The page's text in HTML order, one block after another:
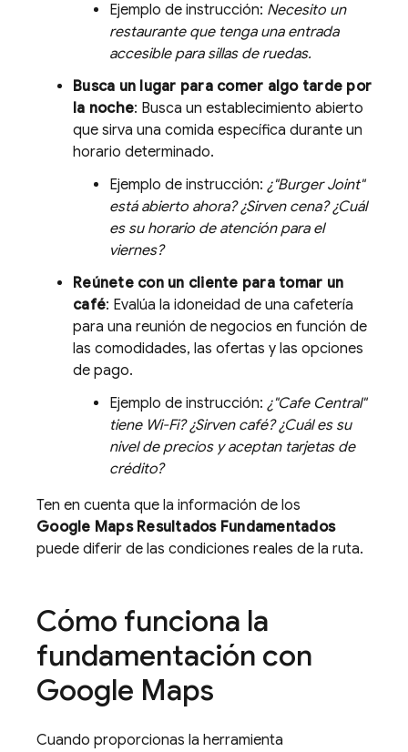
Ejemplo de instrucción: Necesito un
restaurante que tenga una entrada
accesible para sillas de ruedas.
Busca un lugar para comer algo tarde por
la noche: Busca un establecimiento abierto
que sirva una comida específica durante un
horario determinado.
Ejemplo de instrucción: ¿"Burger Joint"
está abierto ahora? ¿Sirven cena? ¿Cuál
es su horario de atención para el
viernes?
Reúnete con un cliente para tomar un
café: Evalúa la idoneidad de una cafetería
para una reunión de negocios en función de
las comodidades, las ofertas y las opciones
de pago.
Ejemplo de instrucción: ¿"Cafe Central"
tiene Wi-Fi? ¿Sirven café? ¿Cuál es su
nivel de precios y aceptan tarjetas de
crédito?
Ten en cuenta que la información de los
Google MapsResultados Fundamentados
puede diferir de las condiciones reales de la ruta.
Cómo funciona la
fundamentación con
Google Maps
Cuando proporcionas la herramienta